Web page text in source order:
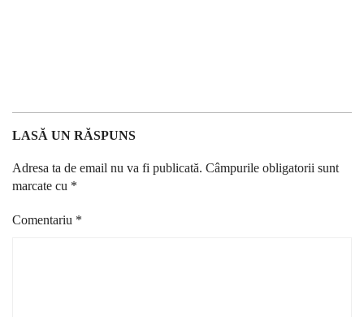
LASĂ UN RĂSPUNS
Adresa ta de email nu va fi publicată. Câmpurile obligatorii sunt
marcate cu *
Comentariu *